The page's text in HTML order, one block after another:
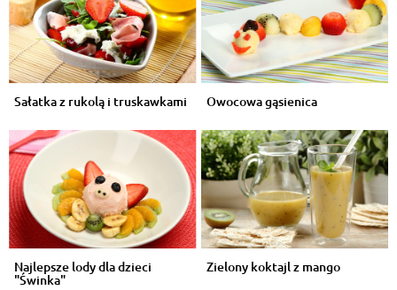
Sałatka z rukolą i truskawkami Owocowa gąsienica
Najlepsze lody dla dzieci
"Świnka"
Zielony koktajl z mango